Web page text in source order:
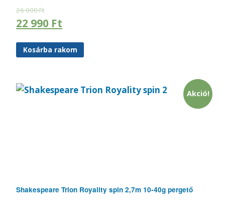
26 000Ft
22 990 Ft
Kosárba rakom
Akció!
Shakespeare Trion Royality spin 2,7m 10-40g pergető